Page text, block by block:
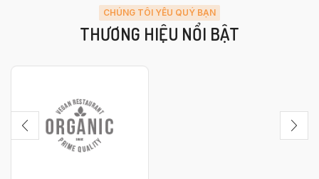
CHÚNG TÔI YÊU QUÝ BẠN
THƯƠNG HIỆU NỔI BẬT